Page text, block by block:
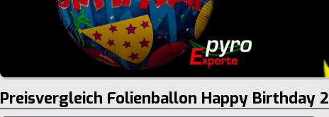
Preisvergleich Folienballon Happy Birthday 2